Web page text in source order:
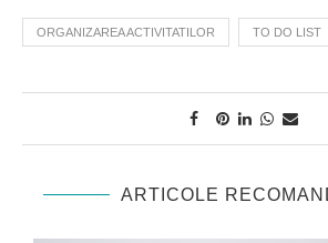
ORGANIZAREA ACTIVITATILOR TO DO LIST
ARTICOLE